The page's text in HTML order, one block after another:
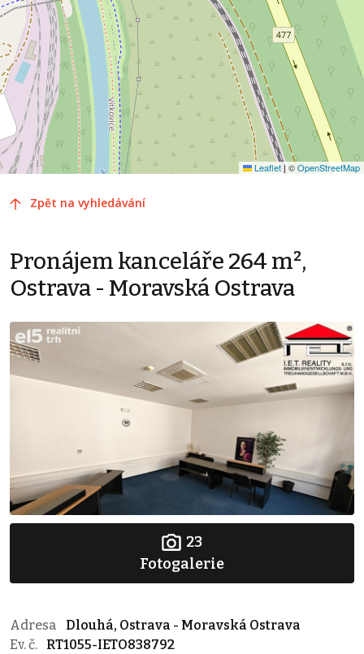
Leaflet |©OpenStreetMap
Zpět na vyhledávání
Pronájem kanceláře 264 m²,
Ostrava - Moravská Ostrava
23
Fotogalerie
Adresa
Dlouhá, Ostrava - Moravská Ostrava
Ev. č.
RT1055-IETO838792